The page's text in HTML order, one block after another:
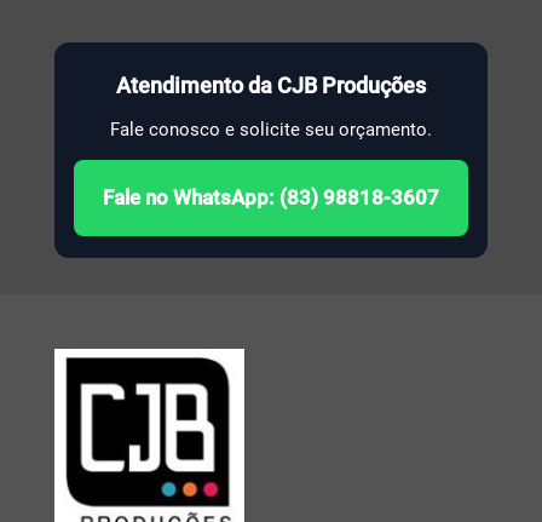
Atendimento da CJB Produções
Fale conosco e solicite seu orçamento.
Fale no WhatsApp: (83) 98818-3607